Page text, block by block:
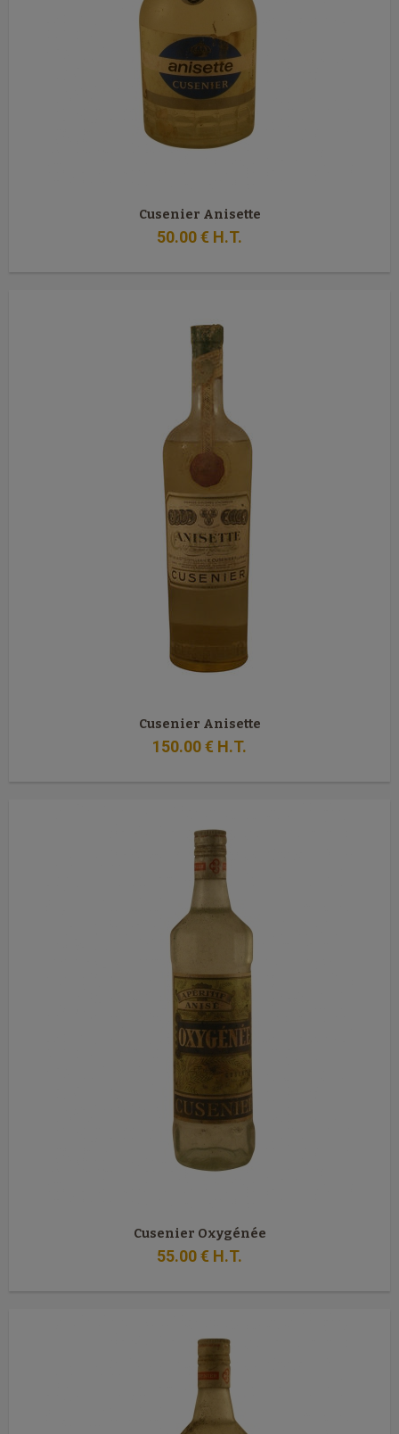
Cusenier Anisette
50.00€ H.T.
Cusenier Anisette
150.00€ H.T.
Cusenier Oxygénée
55.00€ H.T.